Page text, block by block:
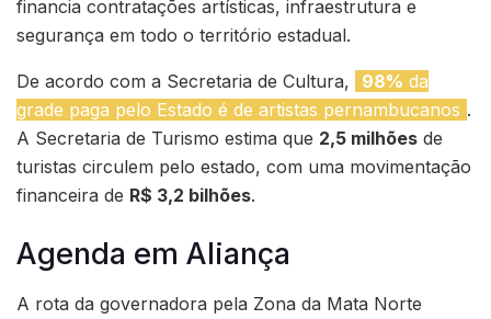
financia contratações artísticas, infraestrutura e
segurança em todo o território estadual.
De acordo com a Secretaria de Cultura, 98% da
grade paga pelo Estado é de artistas pernambucanos .
A Secretaria de Turismo estima que 2,5 milhões de
turistas circulem pelo estado, com uma movimentação
financeira de R$ 3,2 bilhões.
Agenda em Aliança
A rota da governadora pela Zona da Mata Norte